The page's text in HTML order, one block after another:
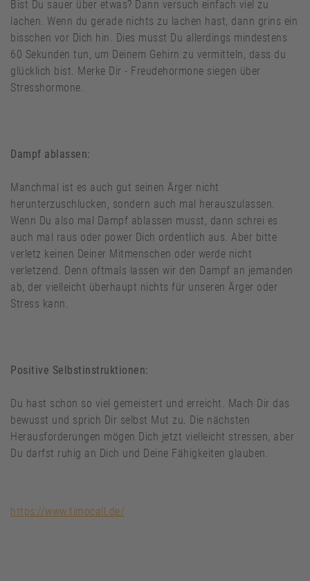
Bist Du sauer über etwas? Dann versuch einfach viel zu
lachen. Wenn du gerade nichts zu lachen hast, dann grins ein
bisschen vor Dich hin. Dies musst Du allerdings mindestens
60 Sekunden tun, um Deinem Gehirn zu vermitteln, dass du
glücklich bist. Merke Dir - Freudehormone siegen über
Stresshormone.
Dampf ablassen:
Manchmal ist es auch gut seinen Ärger nicht
herunterzuschlucken, sondern auch mal herauszulassen.
Wenn Du also mal Dampf ablassen musst, dann schrei es
auch mal raus oder power Dich ordentlich aus. Aber bitte
verletz keinen Deiner Mitmenschen oder werde nicht
verletzend. Denn oftmals lassen wir den Dampf an jemanden
ab, der vielleicht überhaupt nichts für unseren Ärger oder
Stress kann.
Positive Selbstinstruktionen:
Du hast schon so viel gemeistert und erreicht. Mach Dir das
bewusst und sprich Dir selbst Mut zu. Die nächsten
Herausforderungen mögen Dich jetzt vielleicht stressen, aber
Du darfst ruhig an Dich und Deine Fähigkeiten glauben.
https://www.timocall.de/